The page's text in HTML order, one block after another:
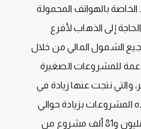
بالهواتف المحمولة
إلى الذهاب لأفرع
الشمول المالي من خلال
للمشروعات الصغيرة
والتي نتجت عنها زيادة في
المشروعات بزيادة حوالي
213مليار جنيه، استفاد منها مليون و81 ألف مشروع من